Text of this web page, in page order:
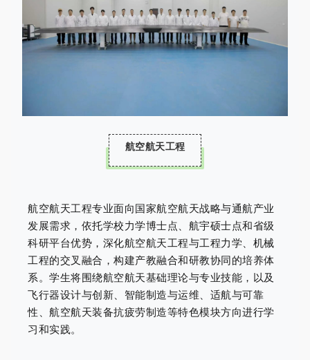
航空航天工程
航空航天工程专业面向国家航空航天战略与通航产业
发展需求，依托学校力学博士点、航宇硕士点和省级
科研平台优势，深化航空航天工程与工程力学、机械
工程的交叉融合，构建产教融合和研教协同的培养体
系。学生将围绕航空航天基础理论与专业技能，以及
飞行器设计与创新、智能制造与运维、适航与可靠
性、航空航天装备抗疲劳制造等特色模块方向进行学
习和实践。